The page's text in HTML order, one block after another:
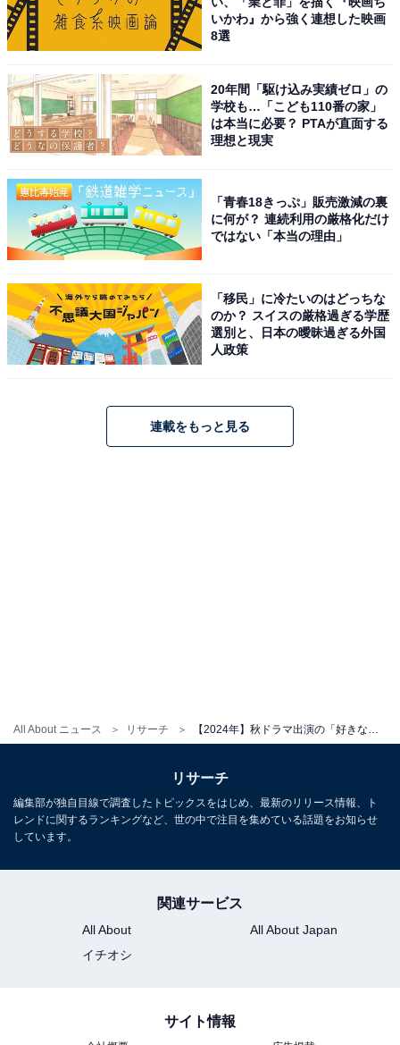
All About ニュース リサーチ 【2024年】秋ドラマ出演の「好きな男性俳優」ランキング！ 1位「反町隆史」に次ぐ2位は？
いかわ』から強く連想した映画
8選
20年間「駆け込み実績ゼロ」の
学校も…「こども110番の家」
は本当に必要？ PTAが直面する
理想と現実
「青春18きっぷ」販売激減の裏
に何が？ 連続利用の厳格化だけ
ではない「本当の理由」
「移民」に冷たいのはどっちな
のか？ スイスの厳格過ぎる学歴
選別と、日本の曖昧過ぎる外国
人政策
連載をもっと見る
リサーチ
編集部が独自目線で調査したトピックスをはじめ、最新のリリース情報、ト
レンドに関するランキングなど、世の中で注目を集めている話題をお知らせ
しています。
関連サービス
All About
All About Japan
イチオシ
サイト情報